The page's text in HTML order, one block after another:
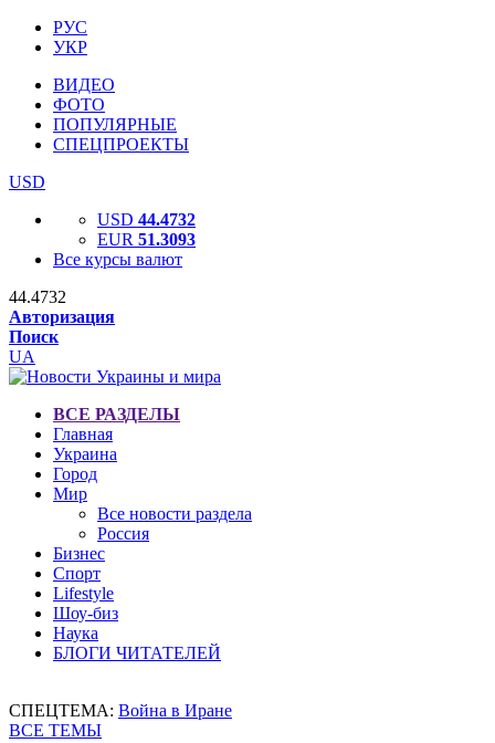
РУС
УКР
ВИДЕО
ФОТО
ПОПУЛЯРНЫЕ
СПЕЦПРОЕКТЫ
USD
USD 44.4732
EUR 51.3093
Все курсы валют
44.4732
Авторизация
Поиск
UA
ВСЕ РАЗДЕЛЫ
Главная
Украина
Город
Мир
Все новости раздела
Россия
Бизнес
Спорт
Lifestyle
Шоу-биз
Наука
БЛОГИ ЧИТАТЕЛЕЙ
СПЕЦТЕМА: Война в Иране
ВСЕ ТЕМЫ